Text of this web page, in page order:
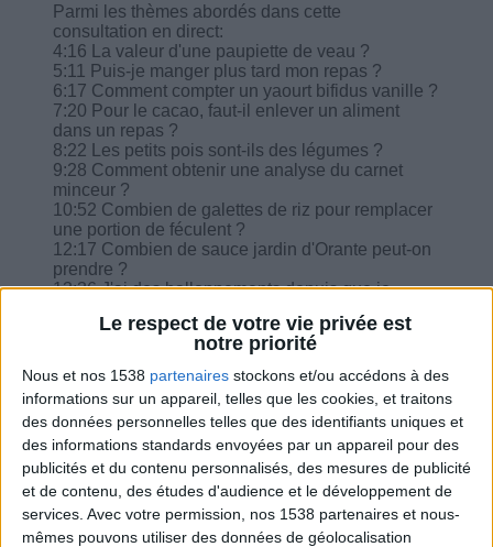
Le respect de votre vie privée est
notre priorité
Nous et nos 1538 partenaires stockons et/ou accédons à des
informations sur un appareil, telles que les cookies, et traitons
des données personnelles telles que des identifiants uniques et
des informations standards envoyées par un appareil pour des
publicités et du contenu personnalisés, des mesures de publicité
et de contenu, des études d'audience et le développement de
services. Avec votre permission, nos 1538 partenaires et nous-
mêmes pouvons utiliser des données de géolocalisation
Parmi les thèmes abordés dans cette
consultation en direct:
4:16 La valeur d'une paupiette de veau ?
5:11 Puis-je manger plus tard mon repas ?
6:17 Comment compter un yaourt bifidus vanille ?
7:20 Pour le cacao, faut-il enlever un aliment
dans un repas ?
8:22 Les petits pois sont-ils des légumes ?
9:28 Comment obtenir une analyse du carnet
minceur ?
10:52 Combien de galettes de riz pour remplacer
une portion de féculent ?
12:17 Combien de sauce jardin d'Orante peut-on
prendre ?
13:36 J'ai des ballonnements depuis que je
14:44 Comment compter un chocolat froid ?
Combien de kilos souhaitez-vous perdre ?
Moins de
5 kilos
De 5 à 10
kilos
Plus de
10 kilos